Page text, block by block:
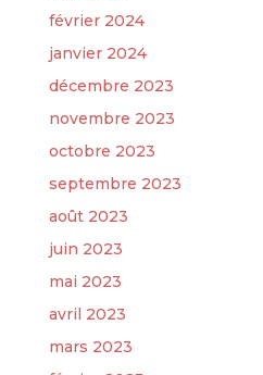
février 2024
janvier 2024
décembre 2023
novembre 2023
octobre 2023
septembre 2023
août 2023
juin 2023
mai 2023
avril 2023
mars 2023